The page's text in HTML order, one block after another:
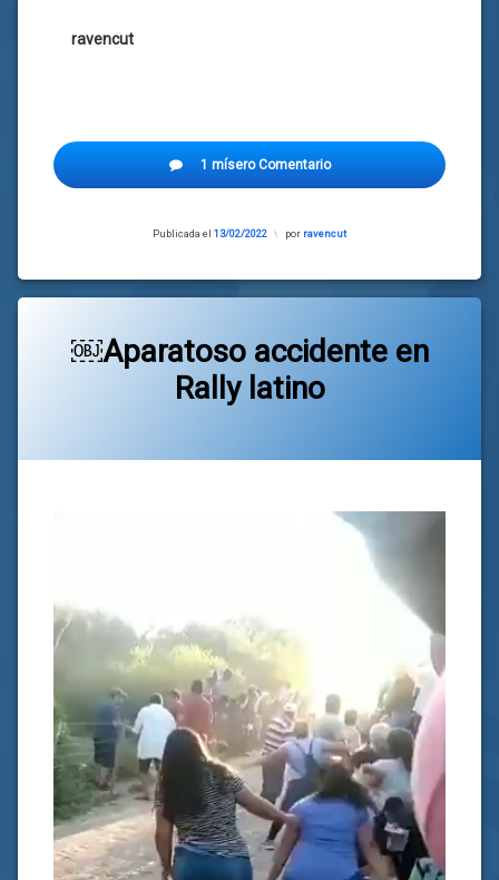
ravencut
1 mísero Comentario
Publicada el 13/02/2022
Actualizado
por ravencut
￼Aparatoso accidente en
Rally latino